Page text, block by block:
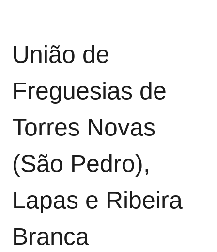
União de
Freguesias de
Torres Novas
(São Pedro),
Lapas e Ribeira
Branca